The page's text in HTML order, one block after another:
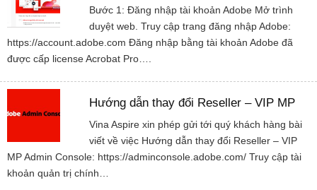
Bước 1: Đăng nhập tài khoản Adobe Mở trình
duyệt web. Truy cập trang đăng nhập Adobe:
https://account.adobe.com Đăng nhập bằng tài khoản Adobe đã
được cấp license Acrobat Pro….
Hướng dẫn thay đổi Reseller – VIP MP
Vina Aspire xin phép gửi tới quý khách hàng bài
viết về việc Hướng dẫn thay đổi Reseller – VIP
MP Admin Console: https://adminconsole.adobe.com/ Truy cập tài
khoản quản trị chính…